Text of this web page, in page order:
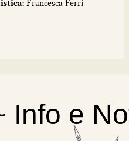
Francesca Ferri
Info e